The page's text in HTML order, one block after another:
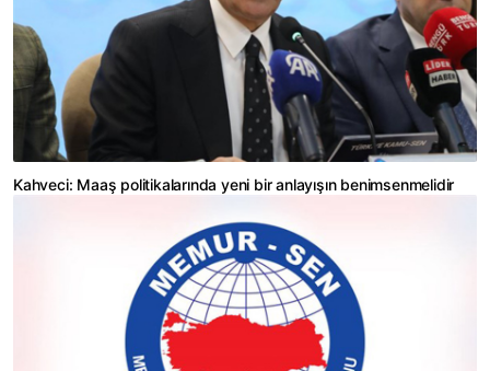
Kahveci: Maaş politikalarında yeni bir anlayışın benimsenmelidir